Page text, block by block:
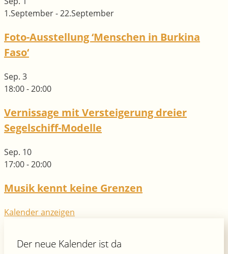
1.September-22.September
Foto-Ausstellung ‘Menschen in Burkina
Faso‘
Sep. 3
18:00-20:00
Vernissage mit Versteigerung dreier
Segelschiff-Modelle
Sep. 10
17:00-20:00
Musik kennt keine Grenzen
Kalender anzeigen
Der neue Kalender ist da